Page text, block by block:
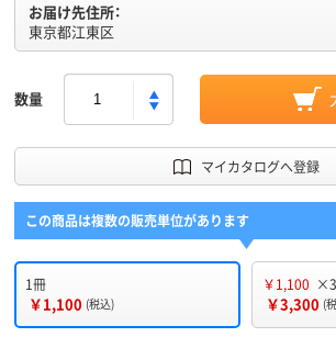
お届け先住所：
東京都江東区
数量
マイカタログへ登録
この商品は複数の販売単位があります
1冊
￥1,100 (税込)
￥1,100
￥3,300 (